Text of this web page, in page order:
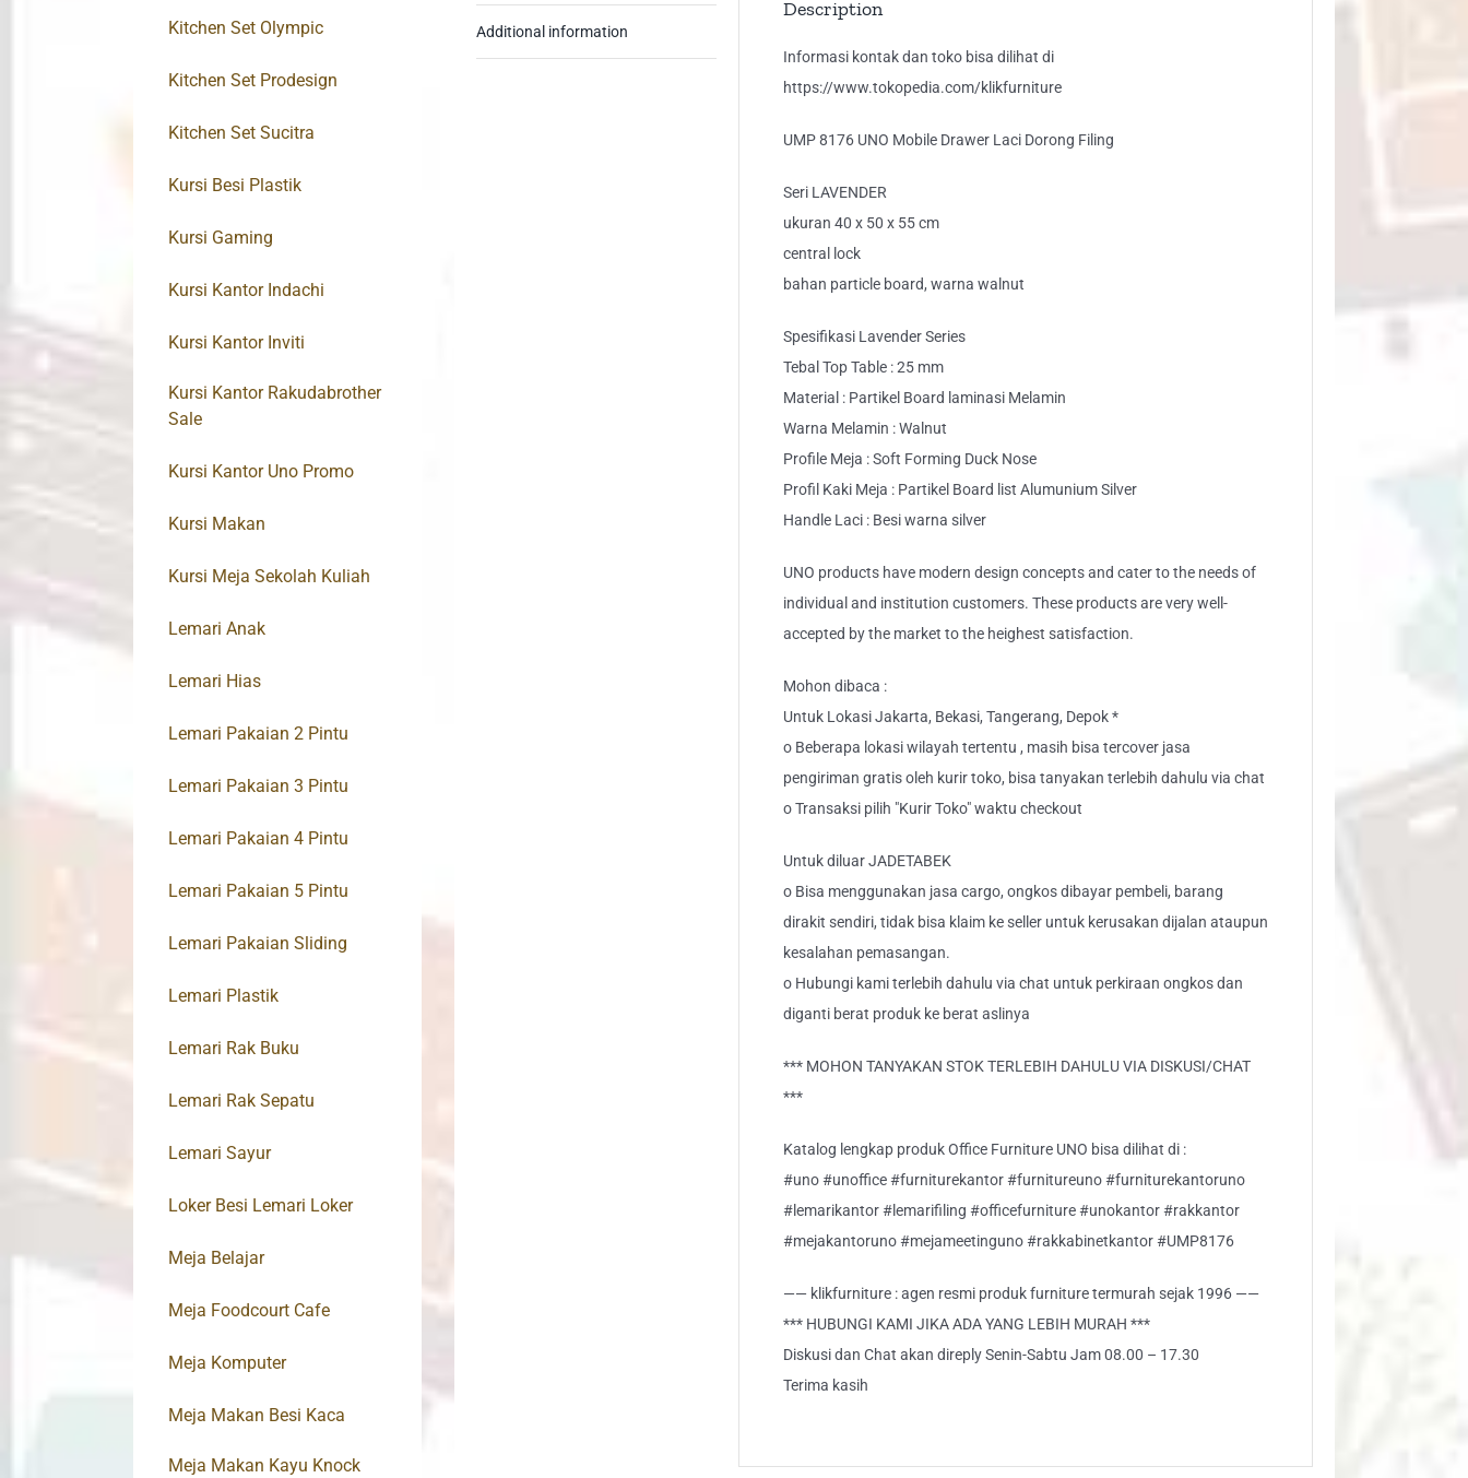
Additional information
Description
Informasi kontak dan toko bisa dilihat di
https://www.tokopedia.com/klikfurniture
UMP 8176 UNO Mobile Drawer Laci Dorong Filing
Seri LAVENDER
ukuran 40 x 50 x 55 cm
central lock
bahan particle board, warna walnut
Spesifikasi Lavender Series
Tebal Top Table : 25 mm
Material : Partikel Board laminasi Melamin
Warna Melamin : Walnut
Profile Meja : Soft Forming Duck Nose
Profil Kaki Meja : Partikel Board list Alumunium Silver
Handle Laci : Besi warna silver
UNO products have modern design concepts and cater to the needs of
individual and institution customers. These products are very well-
accepted by the market to the heighest satisfaction.
Mohon dibaca :
Untuk Lokasi Jakarta, Bekasi, Tangerang, Depok *
o Beberapa lokasi wilayah tertentu , masih bisa tercover jasa
pengiriman gratis oleh kurir toko, bisa tanyakan terlebih dahulu via chat
o Transaksi pilih "Kurir Toko" waktu checkout
Untuk diluar JADETABEK
o Bisa menggunakan jasa cargo, ongkos dibayar pembeli, barang
dirakit sendiri, tidak bisa klaim ke seller untuk kerusakan dijalan ataupun
kesalahan pemasangan.
o Hubungi kami terlebih dahulu via chat untuk perkiraan ongkos dan
diganti berat produk ke berat aslinya
*** MOHON TANYAKAN STOK TERLEBIH DAHULU VIA DISKUSI/CHAT
***
Katalog lengkap produk Office Furniture UNO bisa dilihat di :
#uno #unoffice #furniturekantor #furnitureuno #furniturekantoruno
#lemarikantor #lemarifiling #officefurniture #unokantor #rakkantor
#mejakantoruno #mejameetinguno #rakkabinetkantor #UMP8176
—— klikfurniture : agen resmi produk furniture termurah sejak 1996 ——
*** HUBUNGI KAMI JIKA ADA YANG LEBIH MURAH ***
Diskusi dan Chat akan direply Senin-Sabtu Jam 08.00 – 17.30
Terima kasih
Kitchen Set Olympic
Kitchen Set Prodesign
Kitchen Set Sucitra
Kursi Besi Plastik
Kursi Gaming
Kursi Kantor Indachi
Kursi Kantor Inviti
Kursi Kantor Rakudabrother
Sale
Kursi Kantor Uno Promo
Kursi Makan
Kursi Meja Sekolah Kuliah
Lemari Anak
Lemari Hias
Lemari Pakaian 2 Pintu
Lemari Pakaian 3 Pintu
Lemari Pakaian 4 Pintu
Lemari Pakaian 5 Pintu
Lemari Pakaian Sliding
Lemari Plastik
Lemari Rak Buku
Lemari Rak Sepatu
Lemari Sayur
Loker Besi Lemari Loker
Meja Belajar
Meja Foodcourt Cafe
Meja Komputer
Meja Makan Besi Kaca
Meja Makan Kayu Knock